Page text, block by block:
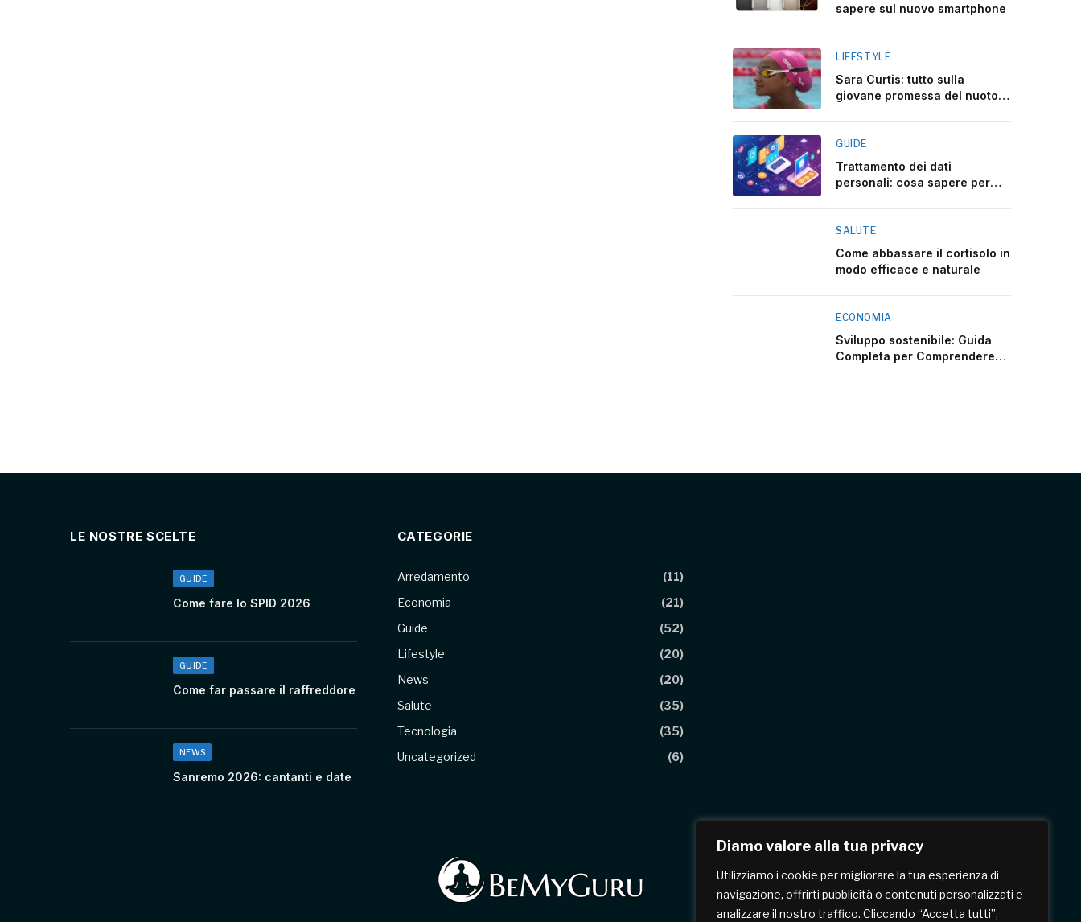
Diamo valore alla tua privacy
Utilizziamo i cookie per migliorare la tua esperienza di
navigazione, offrirti pubblicità o contenuti personalizzati e
analizzare il nostro traffico. Cliccando “Accetta tutti”,
sapere sul nuovo smartphone
LIFESTYLE
Sara Curtis: tutto sulla
giovane promessa del nuoto
GUIDE
Trattamento dei dati
personali: cosa sapere per
SALUTE
Come abbassare il cortisolo in
modo efficace e naturale
ECONOMIA
Sviluppo sostenibile: Guida
Completa per Comprendere
LE NOSTRE SCELTE
GUIDE
Come fare lo SPID 2026
GUIDE
Come far passare il raffreddore
NEWS
Sanremo 2026: cantanti e date
CATEGORIE
Arredamento
(11)
Economia
(21)
Guide
(52)
Lifestyle
(20)
News
(20)
Salute
(35)
Tecnologia
(35)
Uncategorized
(6)